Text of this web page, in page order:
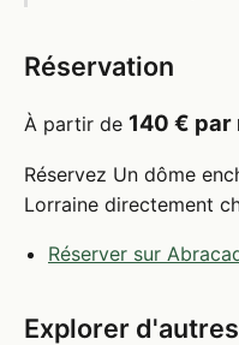
Réservation
À partir de 140 € par
Réservez Un dôme
Lorraine directement
Réserver sur
Explorer